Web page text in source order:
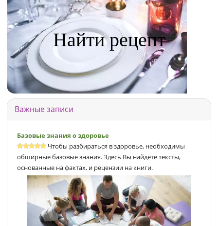
Найти рецепт
Важные записи
Базовые знания о здоровье
Чтобы разбираться в здоровье, необходимы
обширные базовые знания. Здесь Вы найдете тексты,
основанные на фактах, и рецензии на книги.